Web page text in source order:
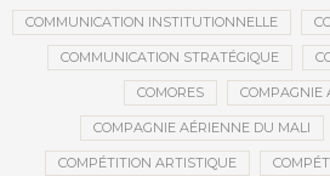
COMMUNICATION INSTITUTIONNELLE
COMMUNICATION STRATÉGIQUE
COMORES COMPAGNIE
COMPAGNIE AÉRIENNE DU MALI
COMPÉTITION ARTISTIQUE